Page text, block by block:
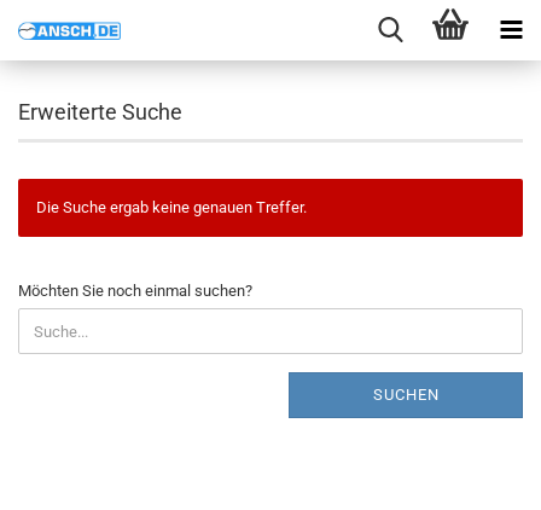
Erweiterte Suche
Die Suche ergab keine genauen Treffer.
MÖCHTEN
SIE
NOCH
EINMAL
Möchten Sie noch einmal suchen?
SUCHEN